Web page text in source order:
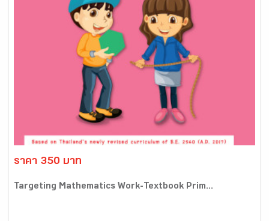
ราคา 350 บาท
Targeting Mathematics Work-Textbook Prim...